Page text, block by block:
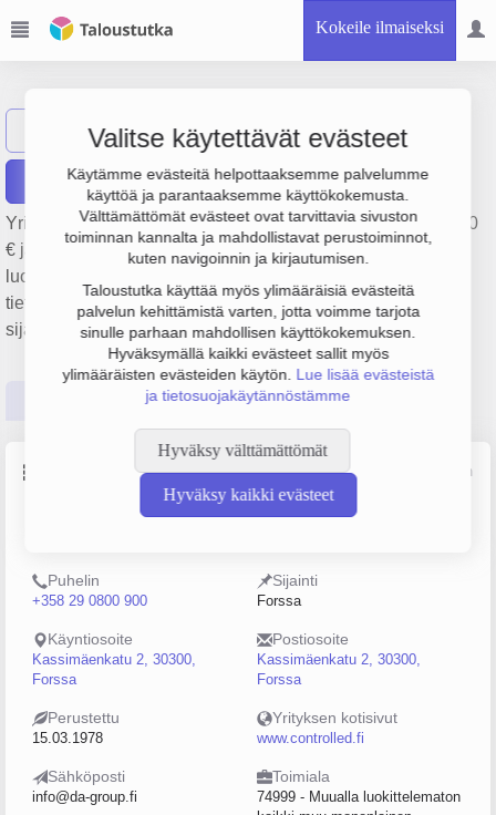
Kokeile ilmaiseksi
Valitse käytettävät evästeet
Käytämme evästeitä helpottaaksemme palvelumme
käyttöä ja parantaaksemme käyttökokemusta.
Välttämättömät evästeet ovat tarvittavia sivuston
toiminnan kannalta ja mahdollistavat perustoiminnot,
kuten navigoinnin ja kirjautumisen.
Taloustutka käyttää myös ylimääräisiä evästeitä
palvelun kehittämistä varten, jotta voimme tarjota
sinulle parhaan mahdollisen käyttökokemuksen.
Hyväksymällä kaikki evästeet sallit myös
ylimääräisten evästeiden käytön. Lue lisää evästeistä
ja tietosuojakäytännöstämme
Hyväksy välttämättömät
Hyväksy kaikki evästeet
Näytä haku Controlled Oy
Raportit
Yrityksen Controlled Oy liikevaihto on 492 000 €, tulos 1 000
€ ja henkilöstömäärä 3. Sen päätoimiala on Muualla
luokittelematon kaikki muu monenlainen ammatillinen,
tieteellinen ja tekninen toiminta, perustamisvuosi 1978 ja
sijainti Forssa. Yrityksen yhtiömuoto Osakeyhtiö (OY).
Tilinpäätösluvut Päättäjätiedot
Perustiedot Lähde: YTJ, PRH, Traficom
Henkilöstömäärä
Puhelin
+358 29 0800 900
Sijainti
Forssa
Käyntiosoite
Kassimäenkatu 2, 30300,
Forssa
Postiosoite
Kassimäenkatu 2, 30300,
Forssa
Perustettu
15.03.1978
Yrityksen kotisivut
www.controlled.fi
Sähköposti
info@da-group.fi
Toimiala
74999 - Muualla luokittelematon